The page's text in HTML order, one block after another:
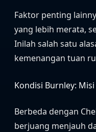
Faktor penting
yang lebih merata,
Inilah salah satu
kemenangan tuan
Kondisi Burnley:
Berbeda dengan
berjuang menjauh